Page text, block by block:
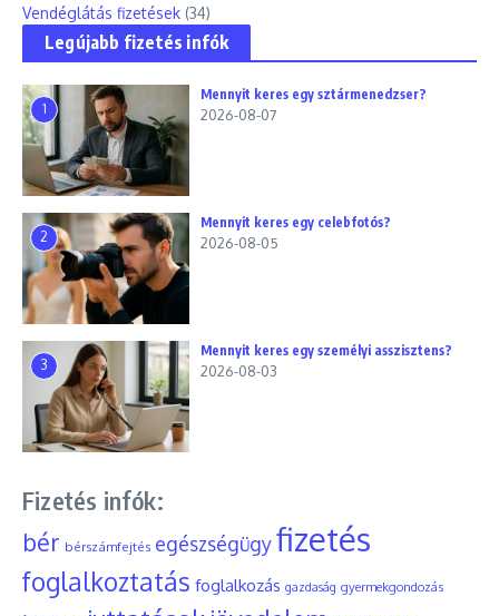
Vendéglátás fizetések (34)
Legújabb fizetés infók
1
Mennyit keres egy sztármenedzser?
2026-08-07
2
Mennyit keres egy celebfotós?
2026-08-05
3
Mennyit keres egy személyi asszisztens?
2026-08-03
Fizetés infók:
bér bérszámfejtés egészségügyfizetés
foglalkoztatás foglalkozás gazdaság gyermekgondozás